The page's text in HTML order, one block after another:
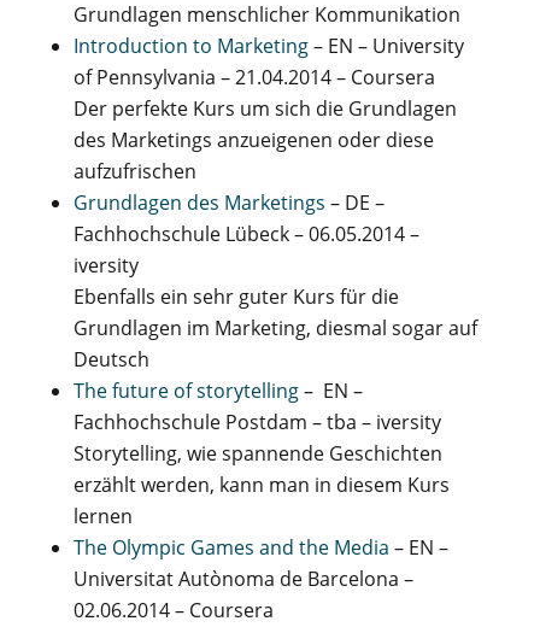
Grundlagen menschlicher Kommunikation
Introduction to Marketing– EN – University
of Pennsylvania – 21.04.2014 – Coursera
Der perfekte Kurs um sich die Grundlagen
des Marketings anzueigenen oder diese
aufzufrischen
Grundlagen des Marketings – DE –
Fachhochschule Lübeck – 06.05.2014 –
iversity
Ebenfalls ein sehr guter Kurs für die
Grundlagen im Marketing, diesmal sogar auf
Deutsch
The future of storytelling– EN –
Fachhochschule Postdam – tba – iversity
Storytelling, wie spannende Geschichten
erzählt werden, kann man in diesem Kurs
lernen
The Olympic Games and the Media – EN –
Universitat Autònoma de Barcelona –
02.06.2014 – Coursera